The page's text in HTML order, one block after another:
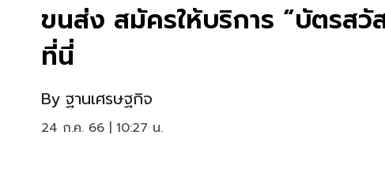
ขนส่ง สมัครให้บริการ “บัตรสวั
ที่นี่
By ฐานเศรษฐกิจ
24 ก.ค. 66 | 10:27 น.